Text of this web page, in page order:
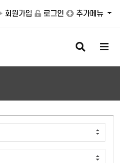
회원가입 로그인 추가메뉴
검
색
버
메
버